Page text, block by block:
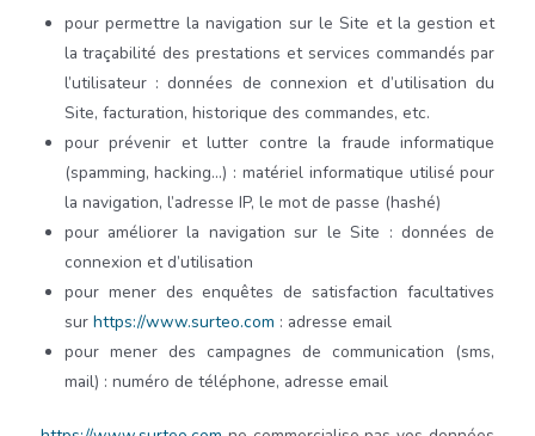
pour permettre la navigation sur le Site et la gestion et
la traçabilité des prestations et services commandés par
l’utilisateur : données de connexion et d’utilisation du
Site, facturation, historique des commandes, etc.
pour prévenir et lutter contre la fraude informatique
(spamming, hacking…) : matériel informatique utilisé pour
la navigation, l’adresse IP, le mot de passe (hashé)
pour améliorer la navigation sur le Site : données de
connexion et d’utilisation
pour mener des enquêtes de satisfaction facultatives
sur https://www.surteo.com : adresse email
pour mener des campagnes de communication (sms,
mail) : numéro de téléphone, adresse email